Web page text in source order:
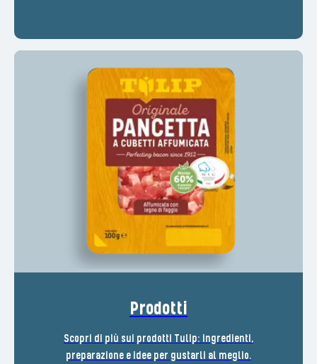
Prodotti
Scopri di più sui prodotti Tulip: ingredienti,
preparazione e idee per gustarli al meglio.